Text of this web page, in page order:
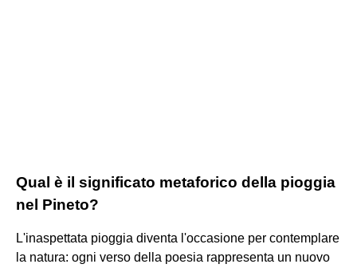
Qual è il significato metaforico della pioggia
nel Pineto?
L'inaspettata pioggia diventa l'occasione per contemplare
la natura: ogni verso della poesia rappresenta un nuovo